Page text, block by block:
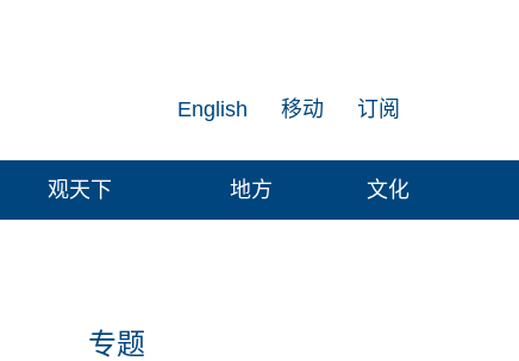
订阅
移动
English
观天下 地方 文化
专题